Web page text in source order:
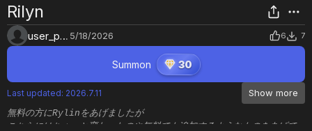
Rilyn
user_pzm06jxq 5/18/2026 6 7
Summon 30
Last updated: 2026.7.11 Show more
無料の方にRylinをあげましたが
こちらにはちょっと変わったのや無料でも追加するようなものをあげて